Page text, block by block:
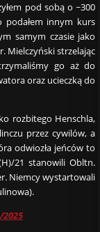
pod sobą o ~300
podałem innym kurs
samym czasie jako
Mielczyński strzelając
go aż do
oraz ucieczką do
rozbitego Henschla,
przez cywilów, a
odwiozła jeńców to
21 stanowili Obltn.
Niemcy wystartowali